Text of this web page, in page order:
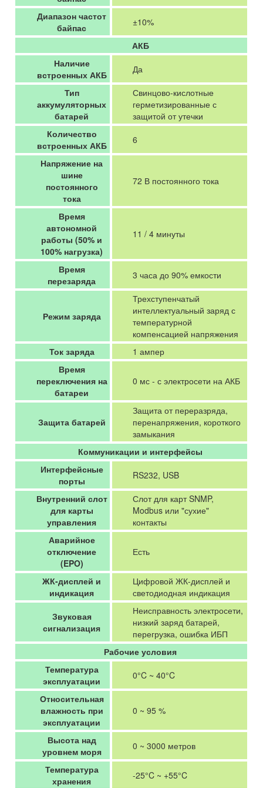
Диапазон частот
байпас
±10%
АКБ
Наличие
встроенных АКБ
Да
Тип
аккумуляторных
батарей
Свинцово-кислотные
герметизированные с
защитой от утечки
Количество
встроенных АКБ
6
Напряжение на
шине
постоянного
тока
72 В постоянного тока
Время
автономной
работы (50% и
100% нагрузка)
11 / 4 минуты
Время
перезаряда
3 часа до 90% емкости
Режим заряда
Трехступенчатый
интеллектуальный заряд с
температурной
компенсацией напряжения
Ток заряда
1 ампер
Время
переключения на
батареи
0 мс - с электросети на АКБ
Защита батарей
Защита от переразряда,
перенапряжения, короткого
замыкания
Коммуникации и интерфейсы
Интерфейсные
порты
RS232, USB
Внутренний слот
для карты
управления
Слот для карт SNMP,
Modbus или "сухие"
контакты
Аварийное
отключение
(EPO)
Есть
ЖК-дисплей и
индикация
Цифровой ЖК-дисплей и
светодиодная индикация
Звуковая
сигнализация
Неисправность электросети,
низкий заряд батарей,
перегрузка, ошибка ИБП
Рабочие условия
Температура
эксплуатации
0°C ~ 40°C
Относительная
влажность при
эксплуатации
0 ~ 95 %
Высота над
уровнем моря
0 ~ 3000 метров
Температура
хранения
-25°C ~ +55°C